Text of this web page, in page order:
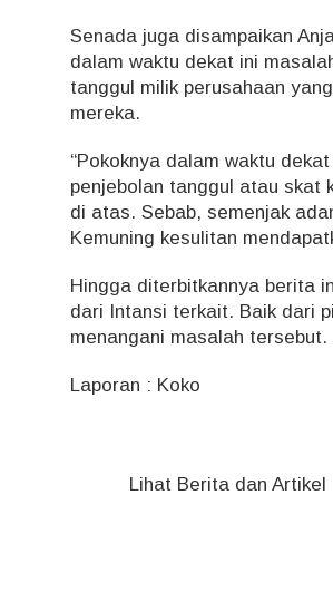
Senada juga disampaikan
dalam waktu dekat ini
tanggul milik perusahaan
mereka.
“Pokoknya dalam waktu
penjebolan tanggul atau skat
di atas. Sebab, semenjak
Kemuning kesulitan
Hingga diterbitkannya berita
dari Intansi terkait. Baik dari
menangani masalah tersebut.
Laporan : Koko
Lihat Berita dan Artikel